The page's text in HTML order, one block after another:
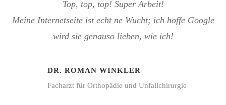
Top, top, top! Super Arbeit!
Meine Internetseite ist echt ne Wucht; ich hoffe Google
wird sie genauso lieben, wie ich!
DR. ROMAN WINKLER
Facharzt für Orthopädie und Unfallchirurgie